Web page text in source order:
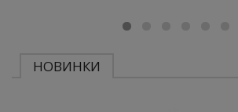
НОВИНКИ